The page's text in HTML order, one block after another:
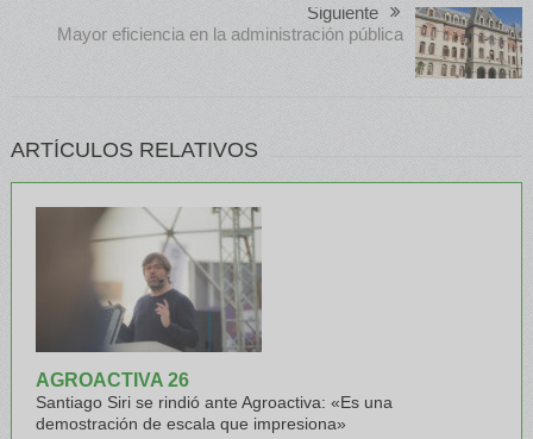
Siguiente
Mayor eficiencia en la administración pública
ARTÍCULOS RELATIVOS
AGROACTIVA 26
Santiago Siri se rindió ante Agroactiva: «Es una
demostración de escala que impresiona»